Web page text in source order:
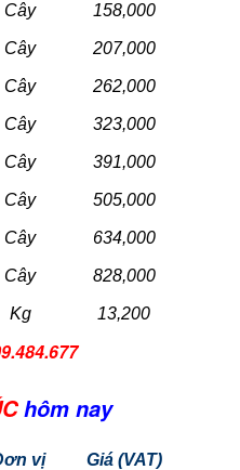
Cây 158,000
Cây 207,000
Cây 262,000
Cây 323,000
Cây 391,000
Cây 505,000
Cây 634,000
Cây 828,000
Kg 13,200
hôm nay
vị Giá (VAT)